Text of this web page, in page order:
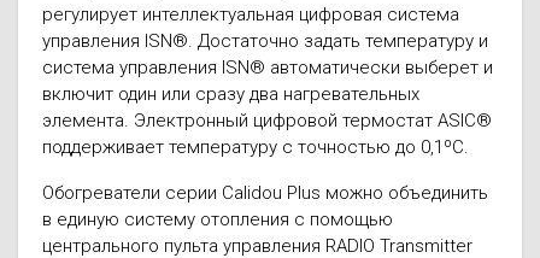
регулирует интеллектуальная цифровая система
управления ISN®. Достаточно задать температуру и
система управления ISN® автоматически выберет и
включит один или сразу два нагревательных
элемента. Электронный цифровой термостат ASIC®
поддерживает температуру с точностью до 0,1ºС.
Обогреватели серии Calidou Plus можно объединить
в единую систему отопления с помощью
центрального пульта управления RADIO Transmitter